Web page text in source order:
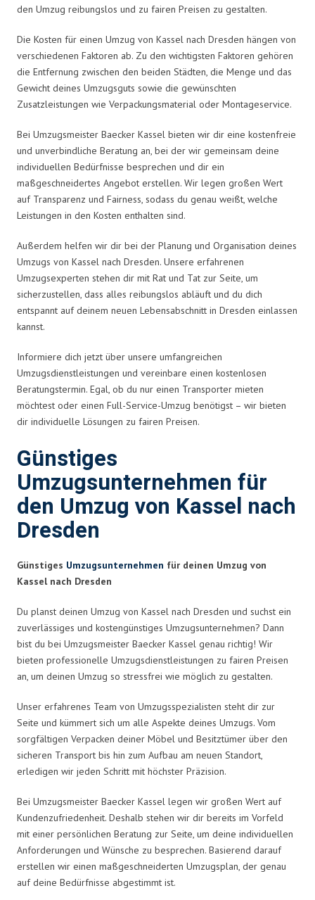
den Umzug reibungslos und zu fairen Preisen zu gestalten.
Die Kosten für einen Umzug von Kassel nach Dresden hängen von
verschiedenen Faktoren ab. Zu den wichtigsten Faktoren gehören
die Entfernung zwischen den beiden Städten, die Menge und das
Gewicht deines Umzugsguts sowie die gewünschten
Zusatzleistungen wie Verpackungsmaterial oder Montageservice.
Bei Umzugsmeister Baecker Kassel bieten wir dir eine kostenfreie
und unverbindliche Beratung an, bei der wir gemeinsam deine
individuellen Bedürfnisse besprechen und dir ein
maßgeschneidertes Angebot erstellen. Wir legen großen Wert
auf Transparenz und Fairness, sodass du genau weißt, welche
Leistungen in den Kosten enthalten sind.
Außerdem helfen wir dir bei der Planung und Organisation deines
Umzugs von Kassel nach Dresden. Unsere erfahrenen
Umzugsexperten stehen dir mit Rat und Tat zur Seite, um
sicherzustellen, dass alles reibungslos abläuft und du dich
entspannt auf deinem neuen Lebensabschnitt in Dresden einlassen
kannst.
Informiere dich jetzt über unsere umfangreichen
Umzugsdienstleistungen und vereinbare einen kostenlosen
Beratungstermin. Egal, ob du nur einen Transporter mieten
möchtest oder einen Full-Service-Umzug benötigst – wir bieten
dir individuelle Lösungen zu fairen Preisen.
Günstiges
Umzugsunternehmen für
den Umzug von Kassel nach
Dresden
Günstiges Umzugsunternehmen für deinen Umzug von
Kassel nach Dresden
Du planst deinen Umzug von Kassel nach Dresden und suchst ein
zuverlässiges und kostengünstiges Umzugsunternehmen? Dann
bist du bei Umzugsmeister Baecker Kassel genau richtig! Wir
bieten professionelle Umzugsdienstleistungen zu fairen Preisen
an, um deinen Umzug so stressfrei wie möglich zu gestalten.
Unser erfahrenes Team von Umzugsspezialisten steht dir zur
Seite und kümmert sich um alle Aspekte deines Umzugs. Vom
sorgfältigen Verpacken deiner Möbel und Besitztümer über den
sicheren Transport bis hin zum Aufbau am neuen Standort,
erledigen wir jeden Schritt mit höchster Präzision.
Bei Umzugsmeister Baecker Kassel legen wir großen Wert auf
Kundenzufriedenheit. Deshalb stehen wir dir bereits im Vorfeld
mit einer persönlichen Beratung zur Seite, um deine individuellen
Anforderungen und Wünsche zu besprechen. Basierend darauf
erstellen wir einen maßgeschneiderten Umzugsplan, der genau
auf deine Bedürfnisse abgestimmt ist.